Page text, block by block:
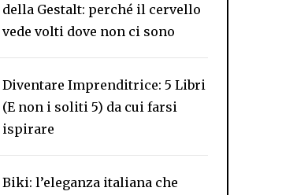
della Gestalt: perché il cervello
vede volti dove non ci sono
Diventare Imprenditrice: 5 Libri
(E non i soliti 5) da cui farsi
ispirare
Biki: l’eleganza italiana che